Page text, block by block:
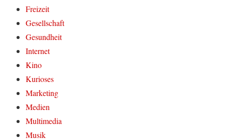
Freizeit
Gesellschaft
Gesundheit
Internet
Kino
Kurioses
Marketing
Medien
Multimedia
Musik